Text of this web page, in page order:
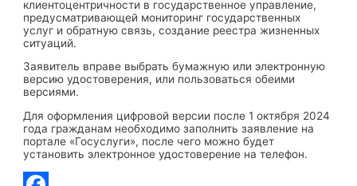
клиентоцентричности в государственное управление,
предусматривающей мониторинг государственных
услуг и обратную связь, создание реестра жизненных
ситуаций.
Заявитель вправе выбрать бумажную или электронную
версию удостоверения, или пользоваться обеими
версиями.
Для оформления цифровой версии после 1 октября 2024
года гражданам необходимо заполнить заявление на
портале «Госуслуги», после чего можно будет
установить электронное удостоверение на телефон.